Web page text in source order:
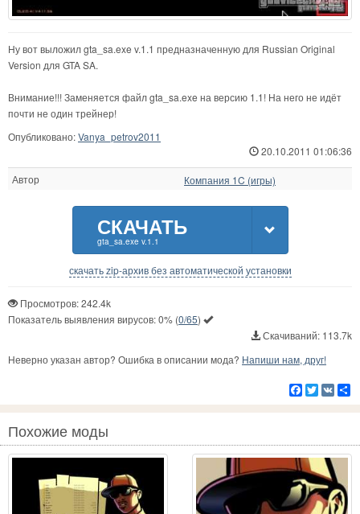
Ну вот выложил gta_sa.exe v.1.1 предназначенную для Russian Original
Version для GTA SA.
Внимание!!! Заменяется файл gta_sa.exe на версию 1.1! На него не идёт
почти не один трейнер!
Опубликовано:Vanya_petrov2011
20.10.2011 01:06:36
Автор Компания 1C (игры)
СКАЧАТЬ
gta_sa.exe v.1.1
скачать zip-архив без автоматической установки
Просмотров: 242.4k
Показатель выявления вирусов:0% (0/65)
Скачиваний: 113.7k
Неверно указан автор? Ошибка в описании мода? Напиши нам, друг!
Facebook
Twitter
VK
Похожие моды